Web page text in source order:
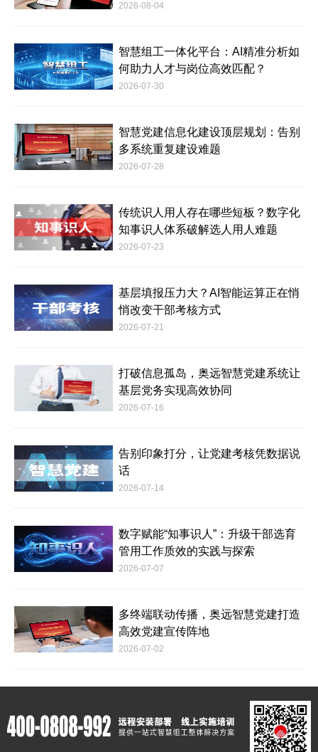
2026-08-04
智慧组工一体化平台：AI精准分析如
何助力人才与岗位高效匹配？
2026-07-30
智慧党建信息化建设顶层规划：告别
多系统重复建设难题
2026-07-28
传统识人用人存在哪些短板？数字化
知事识人体系破解选人用人难题
2026-07-23
基层填报压力大？AI智能运算正在悄
悄改变干部考核方式
2026-07-21
打破信息孤岛，奥远智慧党建系统让
基层党务实现高效协同
2026-07-16
告别印象打分，让党建考核凭数据说
话
2026-07-14
数字赋能“知事识人”：升级干部选育
管用工作质效的实践与探索
2026-07-07
多终端联动传播，奥远智慧党建打造
高效党建宣传阵地
2026-07-02